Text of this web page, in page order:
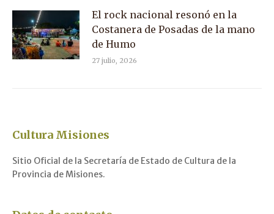
El rock nacional resonó en la
Costanera de Posadas de la mano
de Humo
27 julio, 2026
Cultura Misiones
Sitio Oficial de la Secretaría de Estado de Cultura de la
Provincia de Misiones.